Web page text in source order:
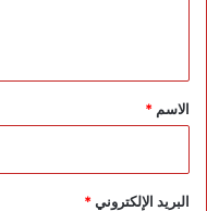
*
الاسم *
البريد الإلكتروني*